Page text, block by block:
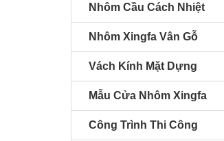
Nhôm Cầu Cách Nhiệt
Nhôm Xingfa Vân Gỗ
Vách Kính Mặt Dựng
Mẫu Cửa Nhôm Xingfa
Công Trình Thi Công